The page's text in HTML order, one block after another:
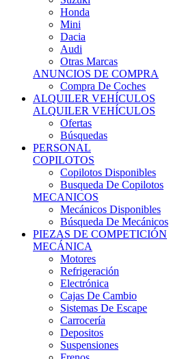
Honda
Mini
Dacia
Audi
Otras Marcas
ANUNCIOS DE COMPRA
Compra De Coches
ALQUILER VEHÍCULOS
ALQUILER VEHÍCULOS
Ofertas
Búsquedas
PERSONAL
COPILOTOS
Copilotos Disponibles
Busqueda De Copilotos
MECANICOS
Mecánicos Disponibles
Búsqueda De Mecánicos
PIEZAS DE COMPETICIÓN
MECÁNICA
Motores
Refrigeración
Electrónica
Cajas De Cambio
Sistemas De Escape
Carrocería
Depositos
Suspensiones